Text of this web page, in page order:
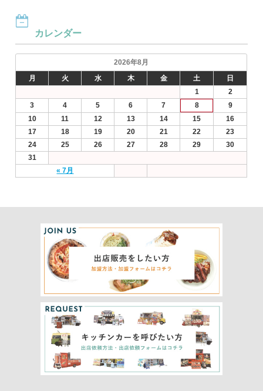
カレンダー
2026年8月
月
火 水 木 金 土 日
« 7月
1
2
3
4 5 6 7 8
9
10
11 12 13 14 15
16
17
18 19 20 21 22
23
24
25 26 27 28 29
30
31